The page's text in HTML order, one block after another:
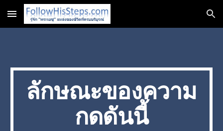
Skip to main content Skip to navigation
ลักษณะของความ
กดดันนี้